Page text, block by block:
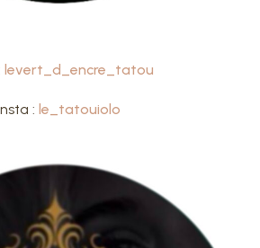
levert_d_encre_tatou
: le_tatouiolo